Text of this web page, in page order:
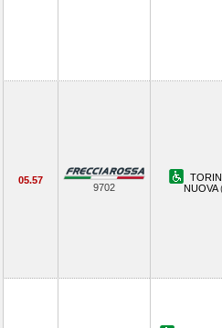
05.57
9702
NUOVA